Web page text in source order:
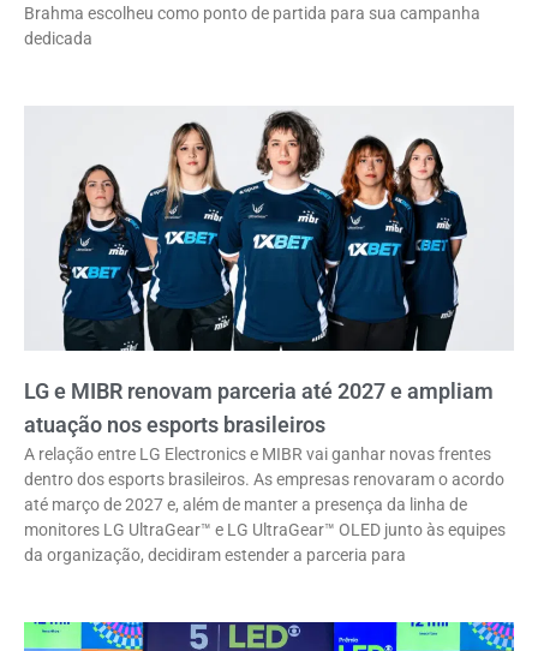
Brahma escolheu como ponto de partida para sua campanha
dedicada
LG e MIBR renovam parceria até 2027 e ampliam
atuação nos esports brasileiros
A relação entre LG Electronics e MIBR vai ganhar novas frentes
dentro dos esports brasileiros. As empresas renovaram o acordo
até março de 2027 e, além de manter a presença da linha de
monitores LG UltraGear™ e LG UltraGear™ OLED junto às equipes
da organização, decidiram estender a parceria para